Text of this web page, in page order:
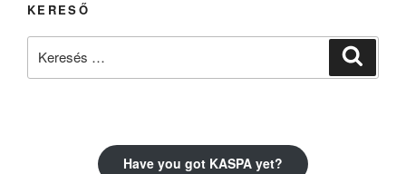
KERESŐ
Have you got KASPA yet?